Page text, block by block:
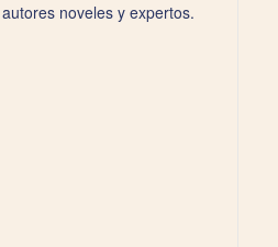
noveles y expertos.